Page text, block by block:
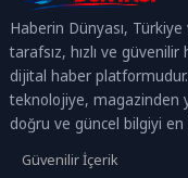
Haberin Dünyası,
tarafsız, hızlı ve güvenilir
dijital haber
teknolojiye, magazinden
doğru ve güncel bilgiyi en
Güvenilir İçerik